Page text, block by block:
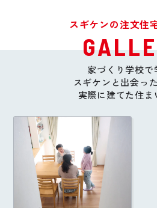
スギケンの注文住
家づくり学校で
スギケンと出会っ
実際に建てた住ま